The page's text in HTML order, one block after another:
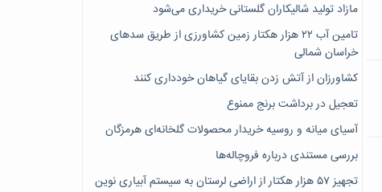
مازاد تولید شالیکاران گلستانی خریداری می‌شود
تامین آب ۲۲ هزار هکتار زمین کشاورزی از طریق سدهای
خراسان شمالی
کشاورزان از آتش زدن بقایای گیاهان خودداری کنند
تعجیل در برداشت برنج ممنوع
آسیای میانه و روسیه خریدار محصولات گلخانه‌ای هرمزگان
بررسی مستندی درباره فروچاله‌ها
تجهیز ۵۷ هزار هکتار از اراضی لرستان به سیستم آبیاری نوین